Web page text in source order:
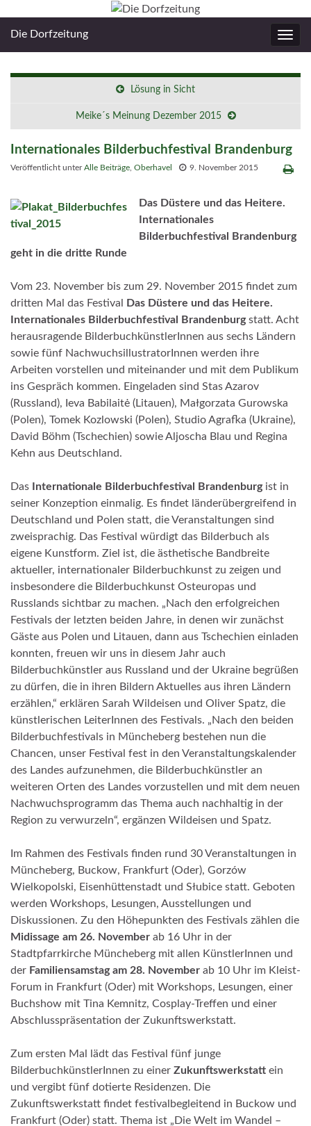
Die Dorfzeitung
Lösung in Sicht
Meike´s Meinung Dezember 2015
Internationales Bilderbuchfestival Brandenburg
Veröffentlicht unterAlle Beiträge Oberhavel 9. November 2015
Das Düstere und das Heitere.
Internationales
Bilderbuchfestival Brandenburg
geht in die dritte Runde
Vom 23. November bis zum 29. November 2015 findet zum
dritten Mal das Festival
Das Düstere und das Heitere.
Internationales Bilderbuchfestival Brandenburgstatt. Acht
herausragende BilderbuchkünstlerInnen aus sechs Ländern
sowie fünf NachwuchsillustratorInnen werden ihre
Arbeiten vorstellen und miteinander und mit dem Publikum
ins Gespräch kommen. Eingeladen sind Stas Azarov
(Russland), Ieva Babilaitė (Litauen), Małgorzata Gurowska
(Polen), Tomek Kozlowski (Polen), Studio Agrafka (Ukraine),
David Böhm (Tschechien) sowie Aljoscha Blau und Regina
Kehn aus Deutschland.
Das Internationale Bilderbuchfestival Brandenburgist in
seiner Konzeption einmalig. Es findet länderübergreifend in
Deutschland und Polen statt, dieVeranstaltungen sind
zweisprachig. Das Festival würdigt das Bilderbuch als
eigene Kunstform. Ziel ist, die ästhetische Bandbreite
aktueller, internationaler Bilderbuchkunst zu zeigen und
insbesondere die Bilderbuchkunst Osteuropas und
Russlands sichtbar zu machen. „Nach den erfolgreichen
Festivals der letzten beiden Jahre, in denen wir zunächst
Gäste aus Polen und Litauen, dann aus Tschechien einladen
konnten, freuen wir uns in diesem Jahr auch
Bilderbuchkünstler aus Russland und der Ukraine begrüßen
zu dürfen, die in ihren Bildern Aktuelles aus ihren Ländern
erzählen,“ erklären Sarah Wildeisen und Oliver Spatz, die
künstlerischen LeiterInnen des Festivals. „Nach den beiden
Bilderbuchfestivals in Müncheberg bestehen nun die
Chancen, unser Festival fest in den Veranstaltungskalender
des Landes aufzunehmen, die Bilderbuchkünstler an
weiteren Orten des Landes vorzustellen und mit dem neuen
Nachwuchsprogramm das Thema auch nachhaltig in der
Region zu verwurzeln“, ergänzen Wildeisen und Spatz.
Im Rahmen des Festivals finden rund 30 Veranstaltungen in
Müncheberg, Buckow, Frankfurt (Oder), Gorzów
Wielkopolski, Eisenhüttenstadt und Słubice statt. Geboten
werden Workshops, Lesungen, Ausstellungen und
Diskussionen. Zu den Höhepunkten des Festivals zählen die
Midissage am 26. November ab 16 Uhr in der
Stadtpfarrkirche Müncheberg mit allen KünstlerInnen und
der Familiensamstag am 28. November ab 10 Uhr im Kleist-
Forum in Frankfurt (Oder) mit Workshops, Lesungen, einer
Buchshow mit Tina Kemnitz, Cosplay-Treffen und einer
Abschlusspräsentation der Zukunftswerkstatt.
Zum ersten Mal lädt das Festival fünf junge
BilderbuchkünstlerInnen zu einer Zukunftswerkstatt ein
und vergibt fünf dotierte Residenzen. Die
Zukunftswerkstatt findet festivalbegleitend in Buckow und
Frankfurt (Oder) statt. Thema ist „Die Welt im Wandel –